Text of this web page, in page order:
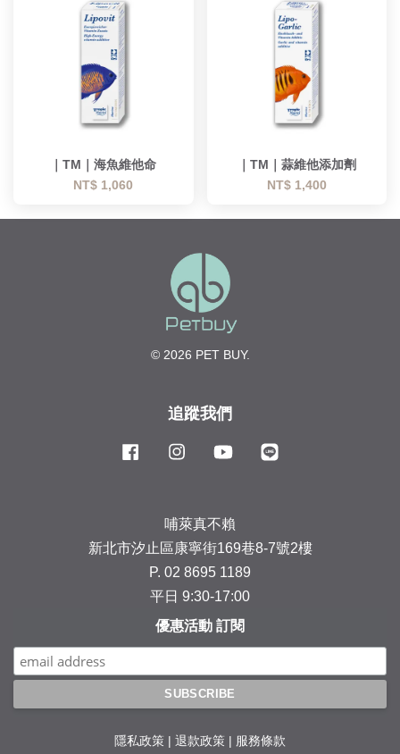
｜TM｜海魚維他命
NT$ 1,060
｜TM｜蒜維他添加劑
NT$ 1,400
© 2026 PET BUY.
追蹤我們
Facebook Instagram YouTube
哺萊真不賴
新北市汐止區康寧街169巷8-7號2樓
P. 02 8695 1189
平日 9:30-17:00
優惠活動 訂閱
隱私政策 退款政策 服務條款